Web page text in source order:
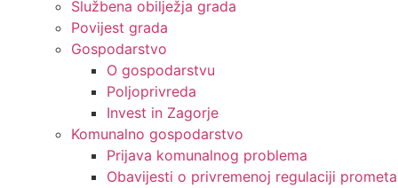
Službena obilježja grada
Povijest grada
Gospodarstvo
O gospodarstvu
Poljoprivreda
Invest in Zagorje
Komunalno gospodarstvo
Prijava komunalnog problema
Obavijesti o privremenoj regulaciji prometa